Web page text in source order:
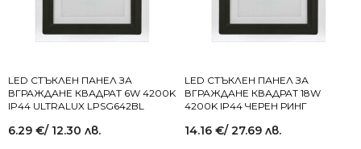
LED СТЪКЛЕН ПАНЕЛ ЗА
ВГРАЖДАНЕ КВАДРАТ 6W 4200K
IP44 ULTRALUX LPSG642BL
6.29 €/ 12.30 лв.
LED СТЪКЛЕН ПАНЕЛ ЗА
ВГРАЖДАНЕ КВАДРАТ 18W
4200K IP44 ЧЕРЕН РИНГ
14.16 €/ 27.69 лв.